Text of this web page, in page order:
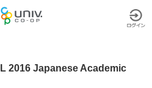
2016 Japanese Academic